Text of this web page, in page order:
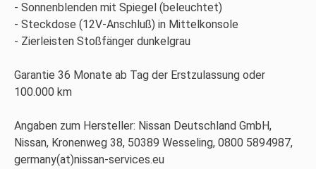
Sonnenblenden mit Spiegel (beleuchtet)
Steckdose (12V-Anschluß) in Mittelkonsole
Zierleisten Stoßfänger dunkelgrau
Garantie 36 Monate ab Tag der Erstzulassung oder
100.000 km
Angaben zum Hersteller: Nissan Deutschland GmbH,
Nissan, Kronenweg 38, 50389 Wesseling, 0800 5894987,
germany(at)nissan-services.eu